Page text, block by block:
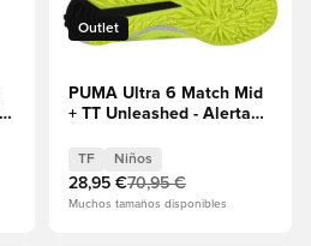
Outlet
PUMA Ultra 6 Match Mid
+ TT Unleashed - Alerta
Negro/Rojo
resplandeciente Niños
TF Niños
28,95 €70,95 €
Muchos tamaños disponibles